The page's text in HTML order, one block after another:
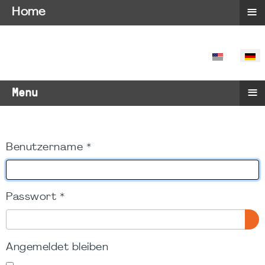
SPRACHE
Menu ≡
Benutzername *
Passwort *
Angemeldet bleiben
Home ≡